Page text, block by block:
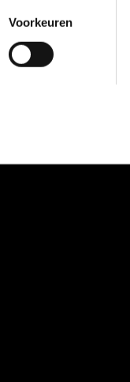
Voorkeuren
de middellijn.
servet